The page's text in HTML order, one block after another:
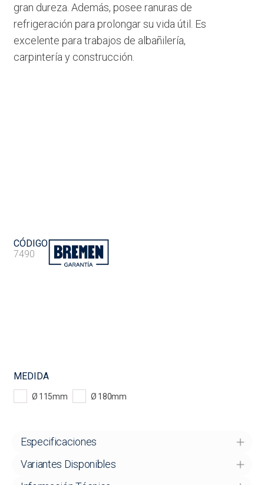
gran dureza. Además, posee ranuras de
refrigeración para prolongar su vida útil. Es
excelente para trabajos de albañilería,
carpintería y construcción.
CÓDIGO
7490
MEDIDA
Ø 115mm Ø 180mm
Especificaciones
Variantes Disponibles